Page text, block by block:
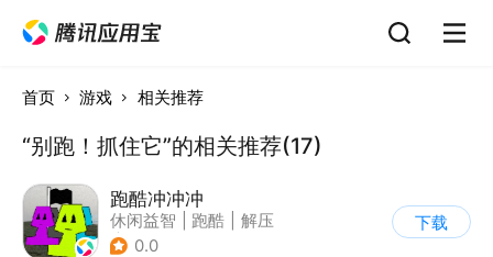
首页 游戏 相关推荐
“别跑！抓住它”的相关推荐(17)
跑酷冲冲冲
休闲益智 跑酷
解压
| 清新
0.0
下载